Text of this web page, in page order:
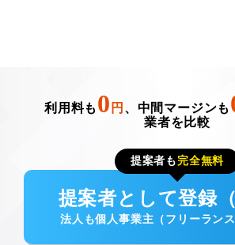
利用料も 0 円 、中間マージンも
業者を比較
提案者も 完全無料
提案者として登録（
法人も個人事業主（フリーラン